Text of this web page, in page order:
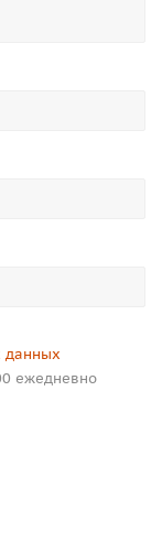
данных
ежедневно